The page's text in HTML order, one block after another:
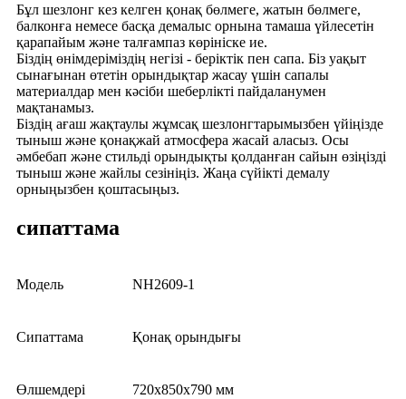
Бұл шезлонг кез келген қонақ бөлмеге, жатын бөлмеге,
балконға немесе басқа демалыс орнына тамаша үйлесетін
қарапайым және талғампаз көрініске ие.
Біздің өнімдеріміздің негізі - беріктік пен сапа. Біз уақыт
сынағынан өтетін орындықтар жасау үшін сапалы
материалдар мен кәсіби шеберлікті пайдаланумен
мақтанамыз.
Біздің ағаш жақтаулы жұмсақ шезлонгтарымызбен үйіңізде
тыныш және қонақжай атмосфера жасай аласыз. Осы
әмбебап және стильді орындықты қолданған сайын өзіңізді
тыныш және жайлы сезініңіз. Жаңа сүйікті демалу
орныңызбен қоштасыңыз.
сипаттама
Модель NH2609-1
Сипаттама Қонақ орындығы
Өлшемдері 720x850x790 мм